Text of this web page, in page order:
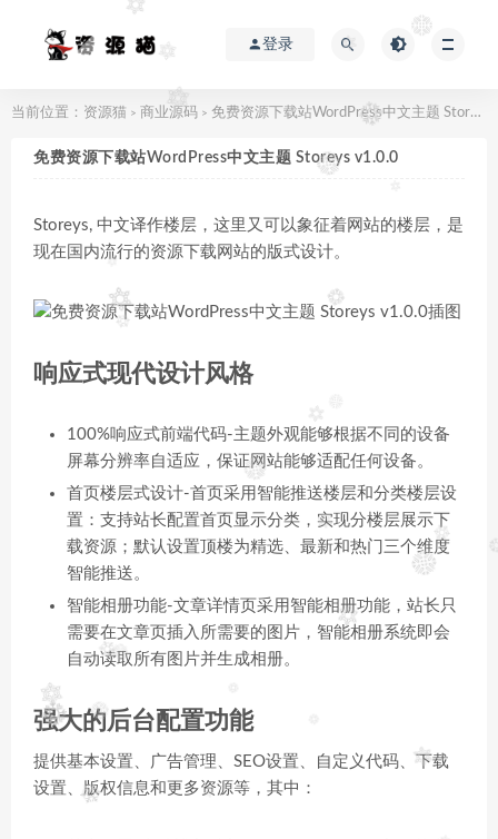
登录
当前位置： 资源猫 > 商业源码 > 免费资源下载站WordPress中文主题 Storeys v1.0.0
免费资源下载站WordPress中文主题 Storeys v1.0.0
Storeys, 中文译作楼层，这里又可以象征着网站的楼层，是
现在国内流行的资源下载网站的版式设计。
响应式现代设计风格
100%响应式前端代码-主题外观能够根据不同的设备
屏幕分辨率自适应，保证网站能够适配任何设备。
首页楼层式设计-首页采用智能推送楼层和分类楼层设
置：支持站长配置首页显示分类，实现分楼层展示下
载资源；默认设置顶楼为精选、最新和热门三个维度
智能推送。
智能相册功能-文章详情页采用智能相册功能，站长只
需要在文章页插入所需要的图片，智能相册系统即会
自动读取所有图片并生成相册。
强大的后台配置功能
提供基本设置、广告管理、SEO设置、自定义代码、下载
设置、版权信息和更多资源等，其中：